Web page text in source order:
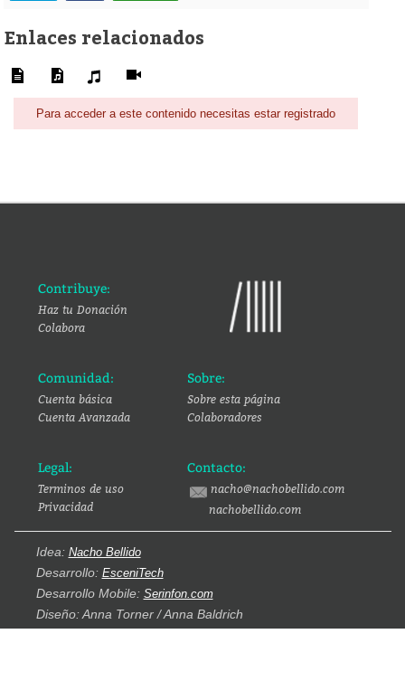
Enlaces relacionados
Para acceder a este contenido necesitas estar registrado
Contribuye:
Haz tu Donación
Colabora
Comunidad:
Cuenta básica
Cuenta Avanzada
Sobre:
Sobre esta página
Colaboradores
Legal:
Terminos de uso
Privacidad
Contacto:
nacho@nachobellido.com
nachobellido.com
Idea: Nacho Bellido
Desarrollo: EsceniTech
Desarrollo Mobile: Serinfon.com
Diseño: Anna Torner / Anna Baldrich